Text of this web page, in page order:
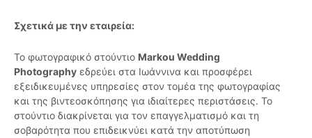
Σχετικά με την εταιρεία:
Το φωτογραφικό στούντιο Markou Wedding
Photography εδρεύει στα Ιωάννινα και προσφέρει
εξειδικευμένες υπηρεσίες στον τομέα της φωτογραφίας
και της βιντεοσκόπησης για ιδιαίτερες περιστάσεις. Το
στούντιο διακρίνεται για τον επαγγελματισμό και τη
σοβαρότητα που επιδεικνύει κατά την αποτύπωση